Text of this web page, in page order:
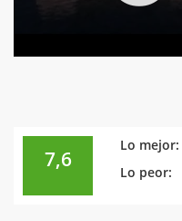
7,6
Lo mejor:
Lo peor: